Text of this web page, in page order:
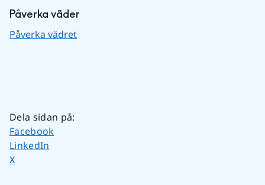
Påverka väder
Påverka vädret
Dela sidan på:
Dela sidan på
Facebook
Dela sidan på
LinkedIn
Dela sidan på
X